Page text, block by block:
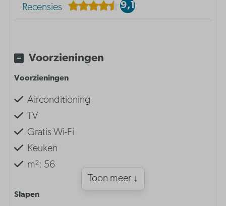
Recensies 9,1
Voorzieningen
Voorzieningen
Airconditioning
TV
Gratis Wi-Fi
Keuken
m²: 56
Slapen
Toon meer ↓